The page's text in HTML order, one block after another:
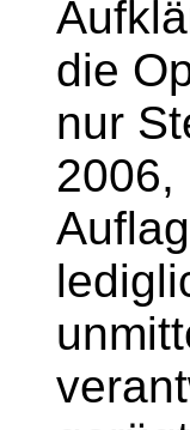
die
nur
2006,